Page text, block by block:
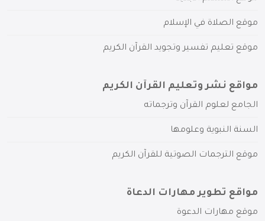
موقع الصلاة في الإسلام
موقع تعليم تفسير وتجويد القرآن الكريم
مواقع نشر وتعليم القرآن الكريم
الجامع لعلوم القرآن وترجماته
السنة النبوية وعلومها
موقع الترجمات الصوتية للقرآن الكريم
مواقع تطوير مهارات الدعاة
موقع مهارات الدعوة